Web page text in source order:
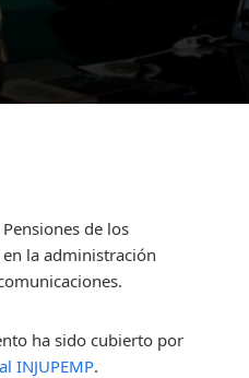
de los
la administración
ha sido cubierto por
INJUPEMP.